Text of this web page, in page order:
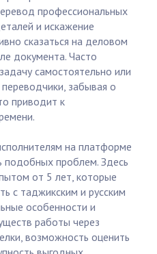
профессиональных
и искажение
сказаться на деловом
документа. Часто
самостоятельно или
забывая о
приводит к
на платформе
подобных проблем. Здесь
от 5 лет, которые
с таджикским и русским
особенности и
работы через
возможность оценить